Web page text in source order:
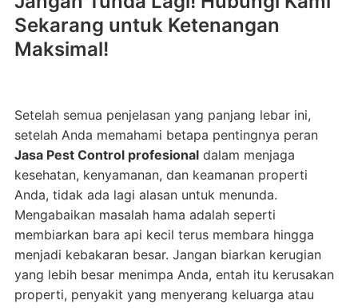
Sekarang untuk Ketenangan
Maksimal!
Setelah semua penjelasan yang panjang lebar ini,
setelah Anda memahami betapa pentingnya peran
Jasa Pest Control profesionaldalam menjaga
kesehatan, kenyamanan, dan keamanan properti
Anda, tidak ada lagi alasan untuk menunda.
Mengabaikan masalah hama adalah seperti
membiarkan bara api kecil terus membara hingga
menjadi kebakaran besar. Jangan biarkan kerugian
yang lebih besar menimpa Anda, entah itu kerusakan
properti, penyakit yang menyerang keluarga atau